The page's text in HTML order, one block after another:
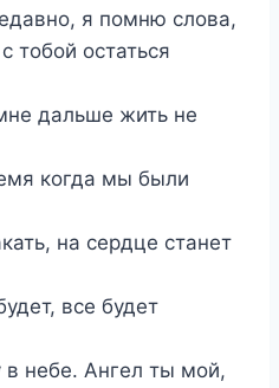
я помню слова,
тобой остаться
дальше жить не
когда мы были
на сердце станет
все будет
в небе. Ангел ты мой,